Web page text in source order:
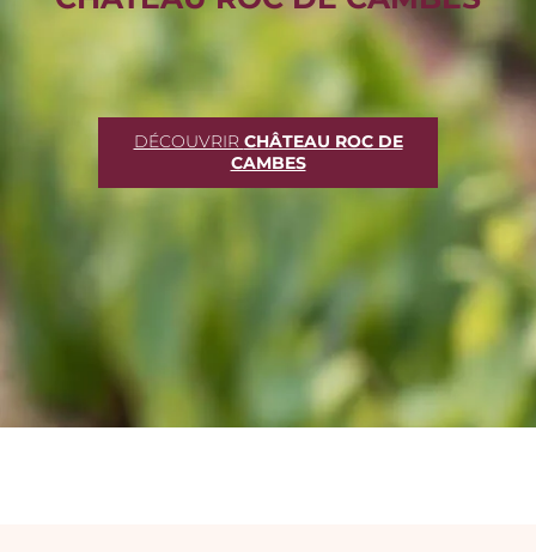
DÉCOUVRIR CHÂTEAU ROC DE
CAMBES